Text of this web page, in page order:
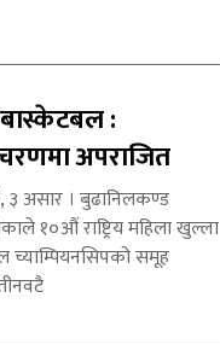
बास्केटबल :
अपराजित
३ असार । बुढानिलकण्ड
१०औं राष्ट्रिय महिला खुल्ला
च्याम्पियनसिपको समूह